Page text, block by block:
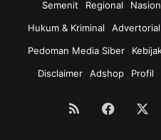
Semenit Regional
Hukum & Kriminal
Advertorial
Pedoman Media Siber
Disclaimer
Adshop Profil
RSS